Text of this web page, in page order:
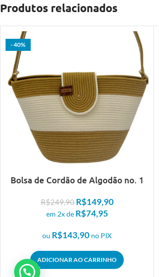
Produtos relacionados
- 40%
Bolsa de Cordão de Algodão no. 1
R$249,90 R$149,90
em 2x de R$74,95
ou R$143,90 no PIX
ADICIONAR AO CARRINHO